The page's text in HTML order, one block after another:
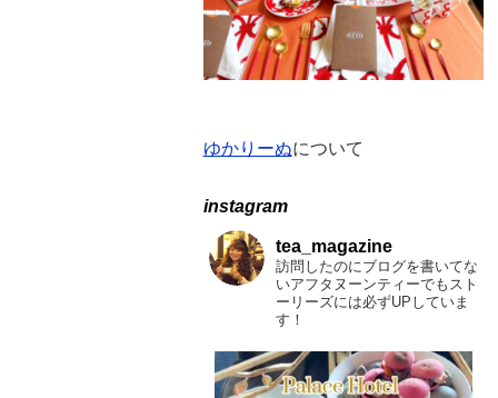
ゆかりーぬについて
instagram
tea_magazine
訪問したのにブログを書いてな
いアフタヌーンティーでもスト
ーリーズには必ずUPしていま
す！